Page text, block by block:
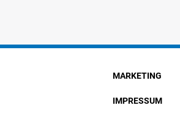
MARKETING
IMPRESSUM